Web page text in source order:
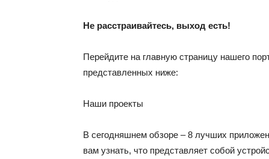
Не расстраивайтесь, выход есть!
Перейдите на главную страницу нашего
представленных ниже:
Наши проекты
В сегодняшнем обзоре – 8 лучших
вам узнать, что представляет собой